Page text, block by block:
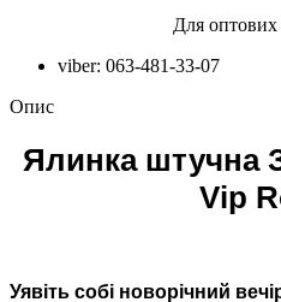
Для оптових
viber: 063-481-33-07
Опис
Ялинка штучна
Vip
Уявіть собі новорічний